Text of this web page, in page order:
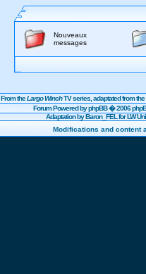
Nouveaux
messages
From theLargo WinchTV series, adaptated from
Forum Powered byphpBB� 2006
Adaptation by Baron_FEL for LW
Modifications and content